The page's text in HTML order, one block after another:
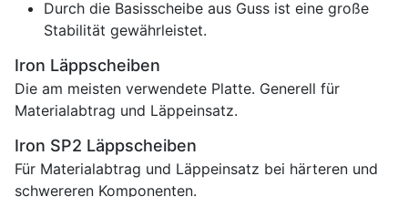
Durch die Basisscheibe aus Guss ist eine große
Stabilität gewährleistet.
Iron Läppscheiben
Die am meisten verwendete Platte. Generell für
Materialabtrag und Läppeinsatz.
Iron SP2 Läppscheiben
Für Materialabtrag und Läppeinsatz bei härteren und
schwereren Komponenten.